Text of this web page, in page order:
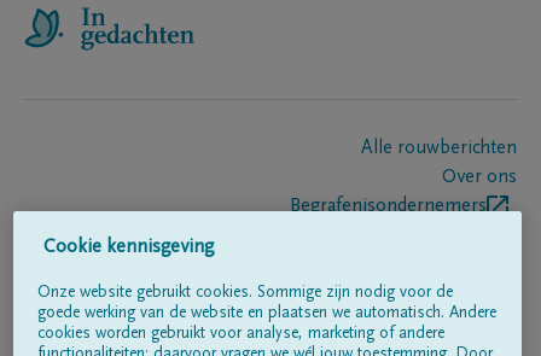
Alle rouwberichten
Over ons
Begrafenisondernemers
Volg ons op
Cookie kennisgeving
Onze website gebruikt cookies. Sommige zijn nodig voor de
goede werking van de website en plaatsen we automatisch. Andere
cookies worden gebruikt voor analyse, marketing of andere